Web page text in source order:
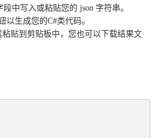
中写入或粘贴您的 json 字符串。
以生成您的C#类代码。
粘贴到剪贴板中，您也可以下载结果文